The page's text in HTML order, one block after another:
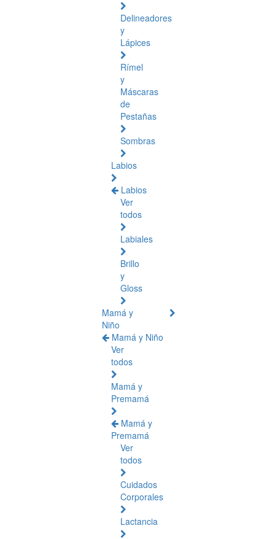
Delineadores
y
Lápices
Rímel
y
Máscaras
de
Pestañas
Sombras
Labios
Labios
Ver
todos
Labiales
Brillo
y
Gloss
Mamá y
Niño
Mamá y Niño
Ver
todos
Mamá y
Premamá
Mamá y
Premamá
Ver
todos
Cuidados
Corporales
Lactancia